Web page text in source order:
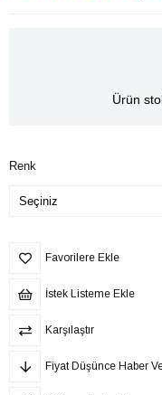
Ürün
Renk
Favorilere Ekle
İstek Listeme Ekle
Karşılaştır
Fiyat Düşünce Haber